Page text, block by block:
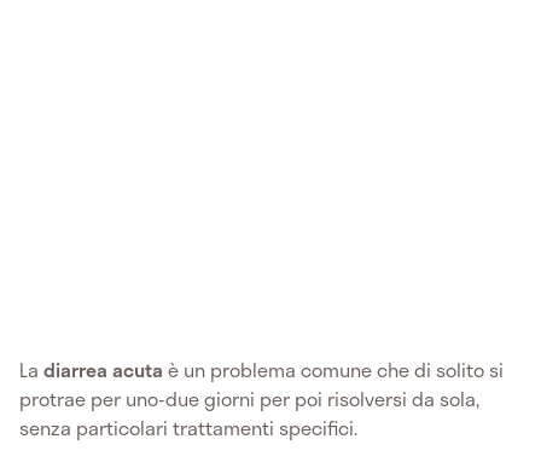
La diarrea acuta è un problema comune che di solito si
protrae per uno-due giorni per poi risolversi da sola,
senza particolari trattamenti specifici.